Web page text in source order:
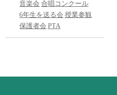
音楽会 合唱コンクール
6年生を送る会 授業参観
保護者会 PTA